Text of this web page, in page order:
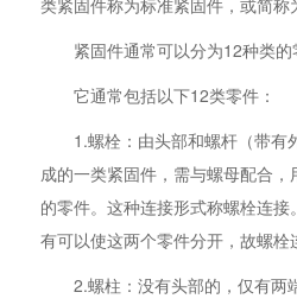
类紧固件称为标准紧固件，或简称
紧固件通常可以分为12种类的
它通常包括以下12类零件：
1.螺栓：由头部和螺杆（带有
成的一类紧固件，需与螺母配合
的零件。这种连接形式称螺栓连接
有可以使这两个零件分开，故螺栓
2.螺柱：没有头部的，仅有两